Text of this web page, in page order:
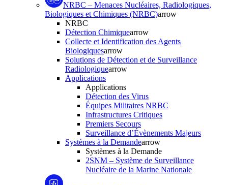
NRBC – Menaces Nucléaires, Radiologiques,
Biologiques et Chimiques (NRBC)arrow
NRBC
Détection Chimiquearrow
Collecte et Identification des Agents
Biologiquesarrow
Solutions de Détection et de Surveillance
Radiologiquearrow
Applications
Applications
Détection des Virus
Équipes Militaires NRBC
Infrastructures Critiques
Premiers Secours
Surveillance d’Évènements Majeurs
Systèmes à la Demandearrow
Systèmes à la Demande
2SNM – Système de Surveillance
Nucléaire de la Marine Nationale